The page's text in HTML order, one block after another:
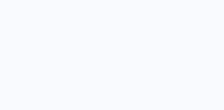
due and payable by the
highest bidder on a
to make payment of
(incl. VAT on fee) once
on the ‘Legals’ tab
to the property. By
updated regarding